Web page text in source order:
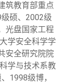
筑教育部重点
硕、2002级
光盘国家工程
学安全科学学
安全研究院院
学与技术系教
1998级博，